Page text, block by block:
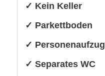
✓ Kein Keller
✓ Parkettboden
✓ Personenaufzug
✓ Separates WC